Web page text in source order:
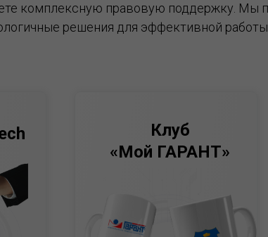
комплексную правовую поддержку. Мы
решения для эффективной
Клуб
«Мой ГАРАНТ»